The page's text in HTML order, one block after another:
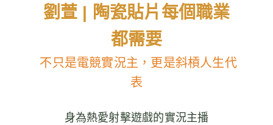
劉萱 | 陶瓷貼片每個職業
都需要
不只是電競實況主，更是斜槓人生代
表
身為熱愛射擊遊戲的實況主播